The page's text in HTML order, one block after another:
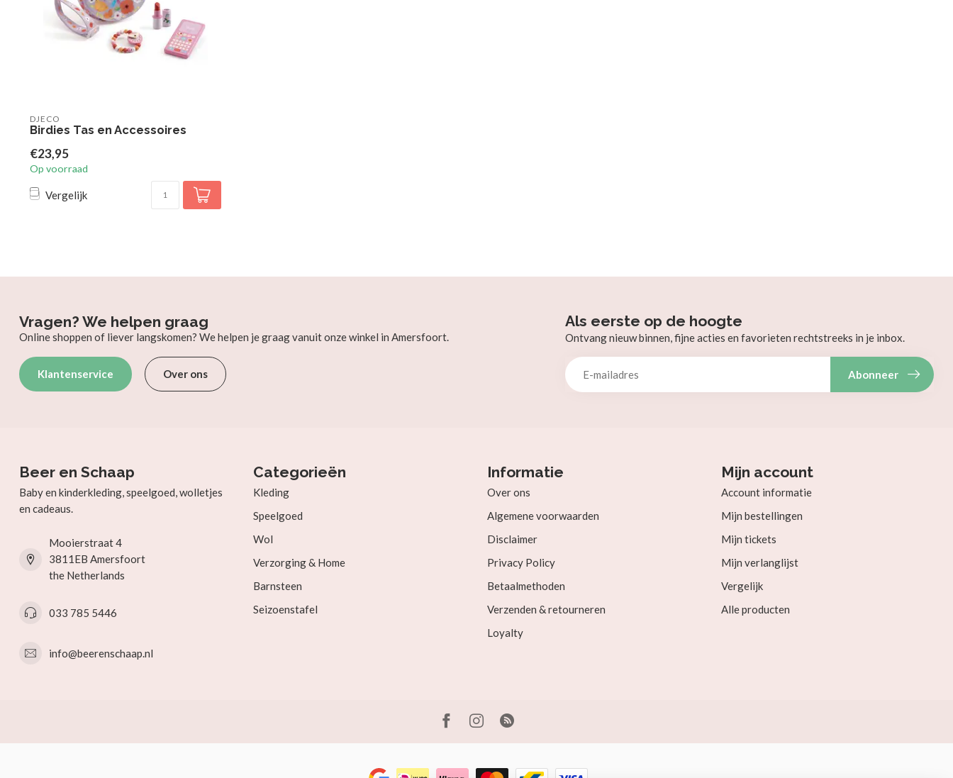
DJECO
Birdies Tas en Accessoires
€23,95
Op voorraad
Vergelijk
Vragen? We helpen graag
Online shoppen of liever langskomen? We helpen je graag vanuit onze winkel in Amersfoort.
Klantenservice Over ons
Als eerste op de hoogte
Ontvang nieuw binnen, fijne acties en favorieten rechtstreeks in je inbox.
Abonneer
Beer en Schaap
Baby en kinderkleding, speelgoed, wolletjes
en cadeaus.
Mooierstraat 4
3811EB Amersfoort
the Netherlands
033 785 5446
info@beerenschaap.nl
Categorieën
Kleding
Speelgoed
Wol
Verzorging & Home
Barnsteen
Seizoenstafel
Informatie
Over ons
Algemene voorwaarden
Disclaimer
Privacy Policy
Betaalmethoden
Verzenden & retourneren
Loyalty
Mijn account
Account informatie
Mijn bestellingen
Mijn tickets
Mijn verlanglijst
Vergelijk
Alle producten